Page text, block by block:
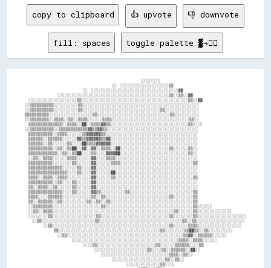
copy to clipboard 👍 upvote 👎 downvote
fill: spaces toggle palette ▓→✊🏽
                                                                ░░░░░░░░
                                                ░░  ░░░░░░░░░░░░░░░░░░░░▒▒
                                ░░  ░░░░░░░░░░░░░░░░░░░░░░░░░░░░░░░░░░░░▓▓
                  ░░░░░░░░░░░░░░░░░░░░░░░░░░░░░░░░░░░░░░░░░░░░░░▒▒░░▒▒░░▓▓
  ░░░░░░░░░░░░░░░░░░░░▒▒░░░░░░░░░░░░░░░░░░░░░░░░░░░░░░░░░░░░░░░░░░░░▒▒░░▓▓
░░▒▒▒▒▒▒▒▒▒▒░░░░░░░░░░▒▒░░░░░░░░░░░░░░░░░░░░░░░░░░░░░░░░░░░░░░░░░░░░░░░░
░░▒▒▒▒▒▒▒▒▒▒░░░░░░░░░░▒▒░░░░░░░░░░░░░░░░░░░░░░░░░░░░░░░░▒▒░░░░░░░░░░░░░░
▒▒▒▒▒▒▒▒▒▒░░░░░░░░░░░░░░░░░░▒▒░░░░░░░░░░░░░░░░░░░░░░░░░░░░░░▒▒░░░░░░░░░░
░░▒▒▒▒▒▒▒▒░░▒▒▒▒░░▒▒░░▒▒▒▒░░░░░░▒▒▒▒░░░░░░░░░░░░░░░░░░░░░░░░░░░░░░░░▒▒░░
  ▒▒▒▒▒▒▒▒▒▒▒▒▒▒░░▒▒▒▒░░██░░▒▒▒▒▓▓▒▒░░░░░░░░░░░░░░░░░░░░░░░░░░░░░░░░▒▒░░░░
░░▒▒▒▒▒▒▒▒▒▒░░▒▒▒▒▒▒▒▒▒▒▒▒▓▓▒▒▓▓▒▒░░░░░░░░░░░░░░░░░░░░░░░░░░░░░░░░░░░░░░
  ▒▒▒▒▒▒▒▒▒▒░░▒▒▒▒░░░░░░▒▒▓▓▓▓▓▓▒▒░░░░░░░░░░░░░░░░░░░░░░░░░░░░░░░░░░░░░░
  ▒▒▒▒▒▒░░▒▒▒▒▒▒░░░░░░▓▓▒▒▓▓▓▓▓▓▒▒▓▓░░░░░░░░░░░░░░░░░░░░░░░░░░░░░░░░░░░░
  ▒▒▒▒▒▒░░▒▒░░░░░░▒▒░░░░██▒▒▒▒▓▓▓▓▓▓░░░░░░░░░░░░░░░░░░░░░░░░░░░░░░░░░░░░
  ▒▒▒▒▒▒▒▒▒▒░░▒▒░░▒▒██░░▓▓░░▓▓░░▒▒▒▒░░██░░░░░░░░░░░░░░░░░░░░▒▒░░░░░░▒▒░░
  ▒▒▒▒▒▒▒▒▒▒▒▒░░▒▒░░▒▒██░░░░▒▒░░░░▓▓▓▓██░░░░░░░░░░░░░░░░░░░░░░░░░░░░▒▒░░
  ░░▒▒░░▒▒▒▒░░░░░░▒▒▒▒░░░░░░▓▓░░░░▒▒▒▒░░░░░░░░░░░░░░░░░░░░░░░░░░░░░░░░░░
  ▒▒▒▒▒▒▒▒▒▒░░░░░░░░▒▒░░░░░░▓▓░░░░░░▒▒▒▒░░░░░░░░░░░░░░░░░░░░░░░░░░░░░░▒▒
  ▒▒▒▒▒▒▒▒▒▒▒▒▒▒░░░░░░▒▒░░░░▓▓░░░░░░░░░░░░░░░░░░░░░░░░░░░░░░░░░░░░░░░░░░
  ▒▒▒▒▒▒▒▒▒▒▒▒▒▒▒▒░░░░▒▒░░░░▓▓░░░░░░██░░░░░░░░░░░░░░░░░░░░░░░░░░░░░░░░░░
  ▒▒▒▒░░▒▒▒▒░░▒▒▒▒░░░░░░░░░░▓▓░░░░░░▒▒░░░░░░░░░░░░░░░░░░░░░░░░░░░░░░░░▒▒
  ▒▒▒▒▒▒▒▒▒▒░░▒▒░░░░▒▒░░░░░░▓▓░░░░░░░░░░░░░░░░░░░░░░░░░░░░░░░░░░░░░░░░░░
  ▒▒░░▒▒▒▒░░▒▒░░░░░░▒▒░░░░░░▓▓░░░░░░░░░░░░░░░░░░░░░░░░░░░░░░░░░░░░░░░░░░
  ▒▒▒▒▒▒▒▒▒▒▒▒▒▒░░░░▒▒░░░░░░▓▓▒▒░░░░░░░░░░▒▒░░░░░░░░░░░░░░░░░░░░░░░░░░▒▒
  ▒▒▒▒░░░░▒▒▒▒▒▒░░░░░░░░░░░░▒▒░░▒▒░░░░░░░░░░░░░░░░░░░░░░░░░░▒▒░░░░░░░░▒▒
  ▒▒░░▒▒▒▒▒▒░░▒▒░░░░░░░░░░▒▒░░▒▒░░▒▒░░░░░░░░░░░░░░░░░░░░░░░░░░░░░░░░░░▒▒
  ░░▒▒▒▒▒▒▒▒░░░░░░░░░░░░░░░░░░░░▒▒░░░░░░░░░░░░░░░░░░░░░░░░░░░░░░░░░░░░▒▒░░░░░░
  ░░▒▒░░▒▒▒▒░░░░░░░░░░░░░░░░░░░░░░░░░░░░░░░░░░░░░░░░░░░░░░░░░░▒▒░░░░░░▒▒░░░░░░░░░░░░░░
  ░░░░░░░░▒▒░░░░░░░░░░░░░░░░░░▒▒░░░░░░░░░░░░░░░░░░░░░░░░░░░░▒▒░░░░░░░░▒▒░░░░░░░░░░░░░░░░░░░░
    ░░▒▒░░░░░░░░░░░░░░░░░░░░░░▒▒░░░░░░░░░░░░░░░░░░░░░░░░░░░░░░░░░░▒▒░░▒▒░░░░░░░░░░░░░░░░░░░░
          ░░▒▒░░░░░░░░░░░░░░░░░░░░░░░░░░░░░░░░░░░░░░░░░░░░░░░░▒▒░░░░░░▒▒▒▒░░░░░░░░░░░░░░░░░░
                ▒▒░░░░░░░░░░░░░░░░░░░░░░░░░░░░░░░░░░░░░░░░░░▒▒░░░░░░░░▒▒██▒▒░░▒▒░░░░░░░░░░
                  ░░▒▒░░░░░░░░░░░░░░░░░░░░░░░░░░░░░░░░░░░░░░░░░░░░░░░░▒▒▓▓░░▒▒▒▒▒▒░░░░░░
                          ░░░░░░░░░░░░░░░░░░░░░░░░░░░░░░░░░░░░░░░░░░░░▒▒▒▒░░▒▒▒▒░░░░░░
                                ░░░░▒▒░░░░░░░░░░░░░░░░░░░░░░░░▒▒░░░░░░▒▒▒▒▒▒░░░░▒▒
                                      ░░░░░░░░░░░░░░░░░░░░░░▒▒░░░░▒▒░░▒▒▒▒▒▒░░██░░
                                          ░░░░░░░░░░░░░░░░░░░░░░░░░░░░▒▒▒▒░░▒▒░░
                                                ░░░░░░░░░░░░░░░░░░░░░░▒▒░░▒▒░░
                                                        ░░░░░░░░░░░░░░▒▒░░░░